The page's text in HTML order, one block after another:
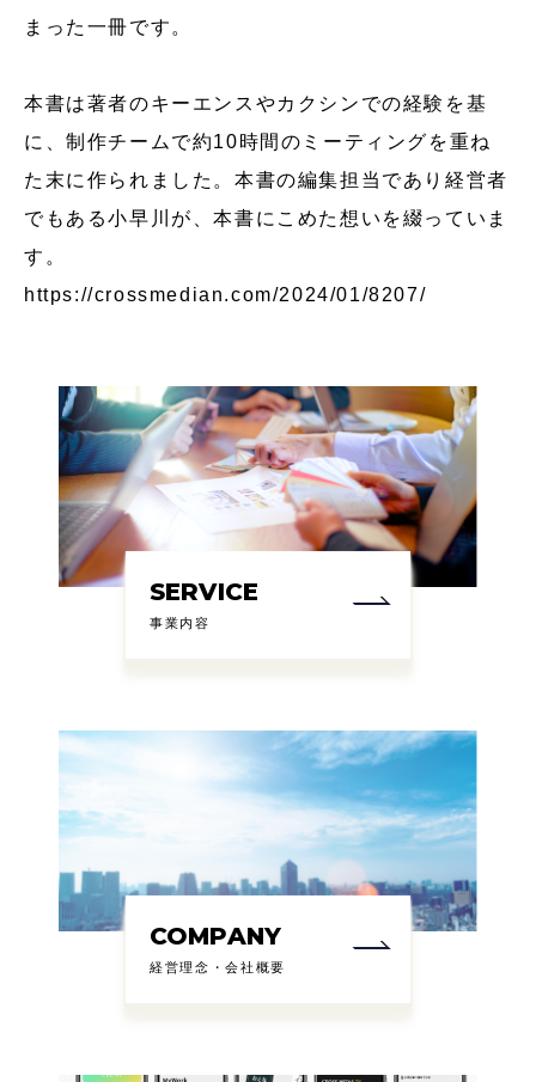
まった一冊です。
本書は著者のキーエンスやカクシンでの経験を基
に、制作チームで約10時間のミーティングを重ね
た末に作られました。本書の編集担当であり経営者
でもある小早川が、本書にこめた想いを綴っていま
す。
https://crossmedian.com/2024/01/8207/
SERVICE
事業内容
COMPANY
経営理念・会社概要